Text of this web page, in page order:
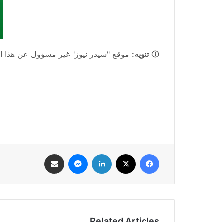
🛈تنويه: موقع "سيدر نيوز" غير مسؤول عن هذا
فيسبوك لينكدإن ماسنجر